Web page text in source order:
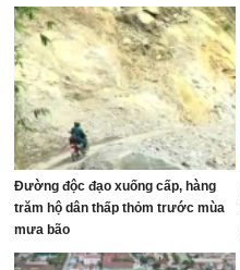
Đường độc đạo xuống cấp, hàng
trăm hộ dân thấp thỏm trước mùa
mưa bão